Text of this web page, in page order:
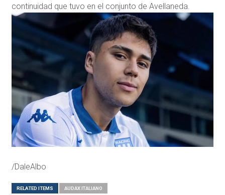
continuidad que tuvo en el conjunto de Avellaneda.
/DaleAlbo
RELATED ITEMS AUDAX ITALIANO